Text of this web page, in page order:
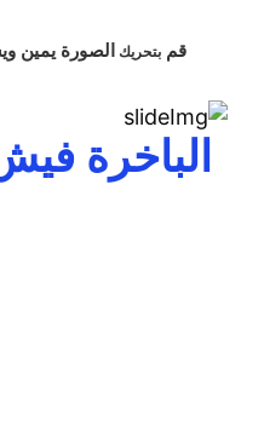
قمبتحريك الصورةيمين
الباخرة